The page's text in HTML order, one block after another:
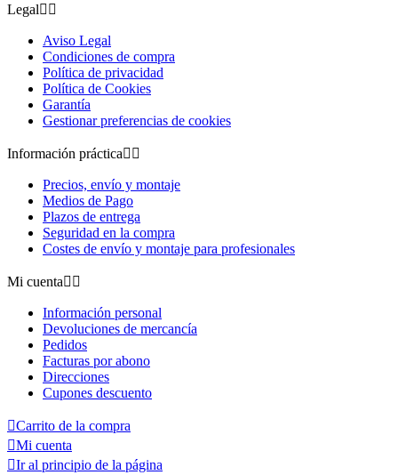
Legal 
Aviso Legal
Condiciones de compra
Política de privacidad
Política de Cookies
Garantía
Gestionar preferencias de cookies
Información práctica 
Precios, envío y montaje
Medios de Pago
Plazos de entrega
Seguridad en la compra
Costes de envío y montaje para profesionales
Mi cuenta 
Información personal
Devoluciones de mercancía
Pedidos
Facturas por abono
Direcciones
Cupones descuento
Carrito de la compra
Mi cuenta
Ir al principio de la página